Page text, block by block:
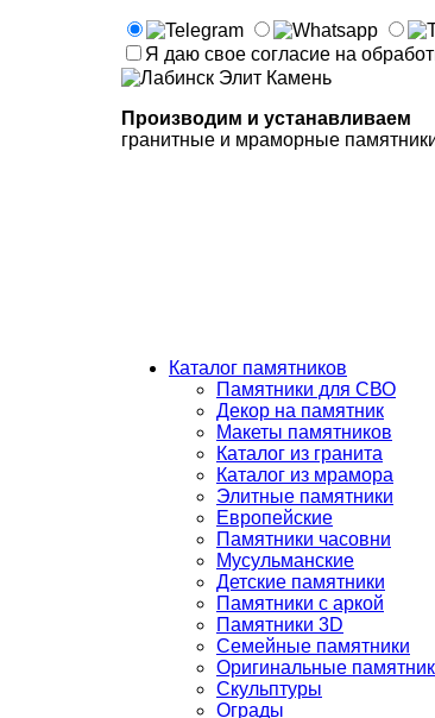
Я даю свое согласие на
Производим и устанавливаем
гранитные и мраморные
Каталог памятников
Памятники для СВО
Декор на памятник
Макеты памятников
Каталог из гранита
Каталог из мрамора
Элитные памятники
Европейские
Памятники часовни
Мусульманские
Детские памятники
Памятники с аркой
Памятники 3D
Семейные памятники
Оригинальные
Скульптуры
Ограды